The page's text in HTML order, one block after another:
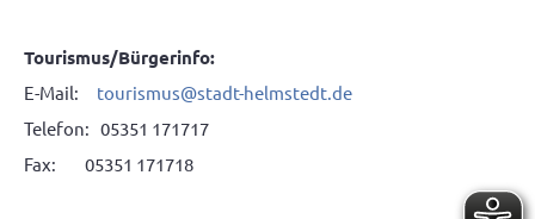
Tourismus/Bürgerinfo:
E-Mail: tourismus@stadt-helmstedt.de
Telefon: 05351 171717
Fax: 05351 171718